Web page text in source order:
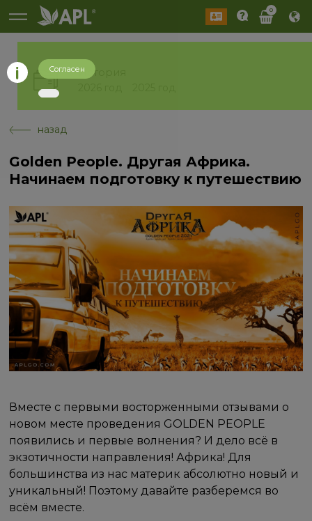
0
История
назад
Golden People. Другая Африка.
Начинаем подготовку к путешествию
Вместе с первыми восторженными отзывами о
новом месте проведения GOLDEN PEOPLE
появились и первые волнения? И дело всё в
экзотичности направления! Африка! Для
большинства из нас материк абсолютно новый и
уникальный! Поэтому давайте разберемся во
всём вместе.
Согласен